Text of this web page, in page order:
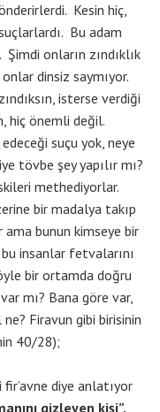
Kesin hiç,
Bu adam
onların zındıklık
dinsiz saymıyor.
isterse verdiği
hiç önemli değil.
suçu yok, neye
tövbe şey yapılır mı?
methediyorlar.
bir madalya takıp
bunun kimseye bir
insanlar fetvalarını
bir ortamda doğru
mı? Bana göre var,
Firavun gibi birisinin
40/28);
diye anlatıyor
gizleyen kişi”.